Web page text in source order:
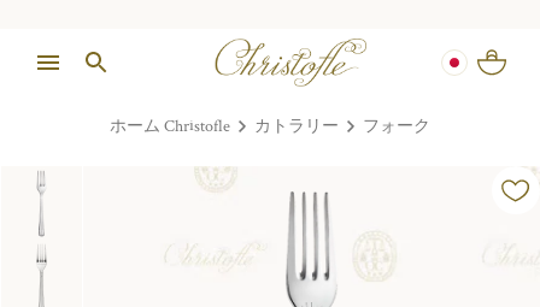
ホーム Christofle カトラリー フォーク